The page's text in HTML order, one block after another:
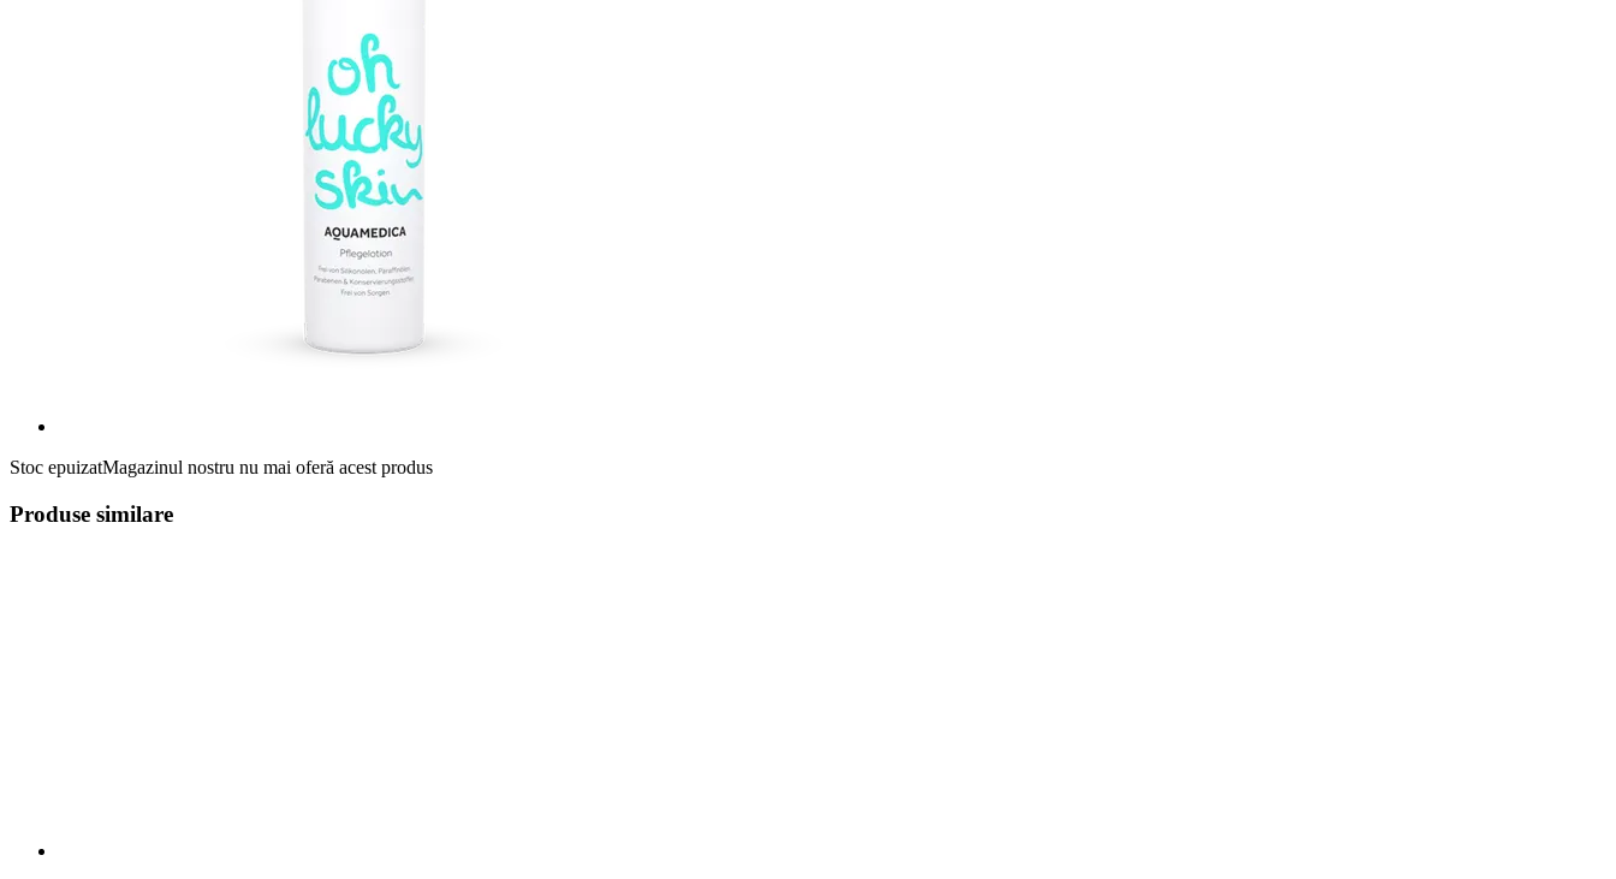
Stoc epuizatMagazinul nostru nu mai oferă acest produs
Produse similare